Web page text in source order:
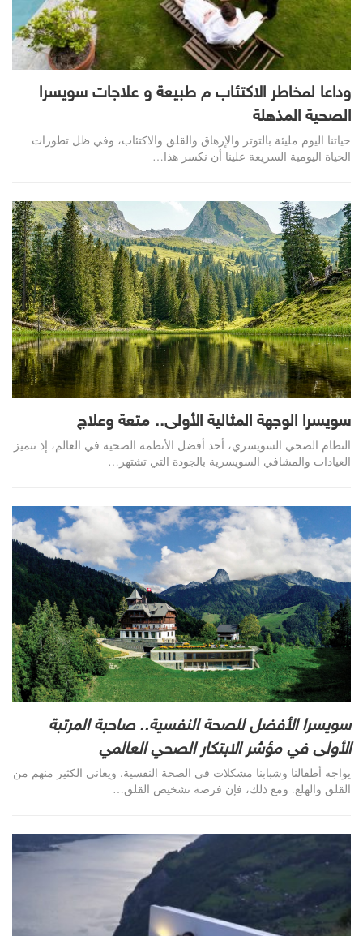
وداعا لمخاطر الاكتئاب م طبيعة و علاجات سويسرا
الصحية المذهلة
حياتنا اليوم مليئة بالتوتر والإرهاق والقلق والاكتئاب، وفي ظل تطورات
الحياة اليومية السريعة علينا أن نكسر هذا…
سويسرا الوجهة المثالية الأولى.. متعة وعلاج
النظام الصحي السويسري، أحد أفضل الأنظمة الصحية في العالم، إذ تتميز
العيادات والمشافي السويسرية بالجودة التي تشتهر …
سويسرا الأفضل للصحة النفسية.. صاحبة المرتبة
الأولى في مؤشر الابتكار الصحي العالمي
يواجه أطفالنا وشبابنا مشكلات في الصحة النفسية. ويعاني الكثير منهم من
القلق والهلع. ومع ذلك، فإن فرصة تشخيص القلق…